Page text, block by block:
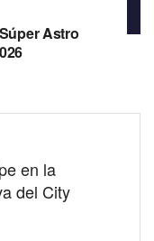
Astro
en la
del City